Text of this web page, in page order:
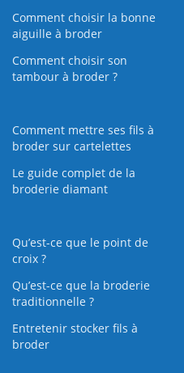
Comment choisir la bonne
aiguille à broder
Comment choisir son
tambour à broder ?
Comment mettre ses fils à
broder sur cartelettes
Le guide complet de la
broderie diamant
Qu’est-ce que le point de
croix ?
Qu’est-ce que la broderie
traditionnelle ?
Entretenir stocker fils à
broder